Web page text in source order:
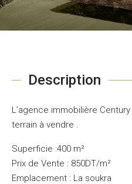
Description
L’agence immobilière
terrain à vendre .
Superficie :400 m²
Prix de Vente : 850DT/m²
Emplacement : La soukra